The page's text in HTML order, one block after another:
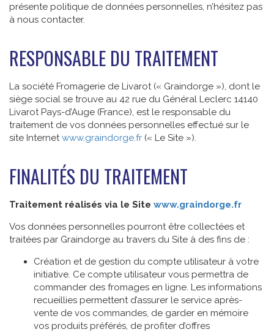
présente politique de données personnelles, n’hésitez pas
à nous contacter.
RESPONSABLE DU TRAITEMENT
La société Fromagerie de Livarot (« Graindorge »), dont le
siège social se trouve au 42 rue du Général Leclerc 14140
Livarot Pays-d’Auge (France), est le responsable du
traitement de vos données personnelles effectué sur le
site Internetwww.graindorge.fr (« Le Site »).
FINALITÉS DU TRAITEMENT
Traitement réalisés via le Site www.graindorge.fr
Vos données personnelles pourront être collectées et
traitées par Graindorge au travers du Site à des fins de :
Création et de gestion du compte utilisateur à votre
initiative. Ce compte utilisateur vous permettra de
commander des fromages en ligne. Les informations
recueillies permettent d’assurer le service après-
vente de vos commandes, de garder en mémoire
vos produits préférés, de profiter d’offres